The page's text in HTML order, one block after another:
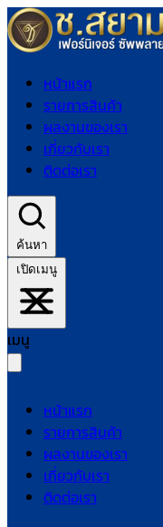
หน้าแรก
รายการสินค้า
ผลงานของเรา
เกี่ยวกับเรา
ติดต่อเรา
ค้นหา
เปิดเมนู
เมนู
หน้าแรก
รายการสินค้า
ผลงานของเรา
เกี่ยวกับเรา
ติดต่อเรา